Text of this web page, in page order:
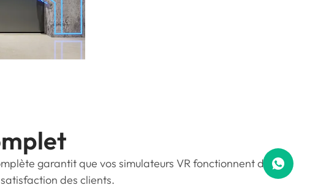
garantit que vos simulateurs VR fonctionnent de
des clients.